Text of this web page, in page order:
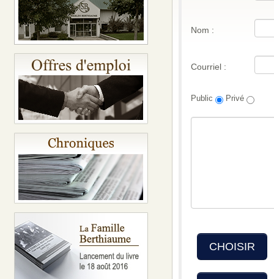
Nom :
Courriel :
Public Privé
CHOISIR